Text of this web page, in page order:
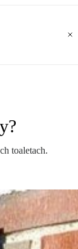
toaletach.